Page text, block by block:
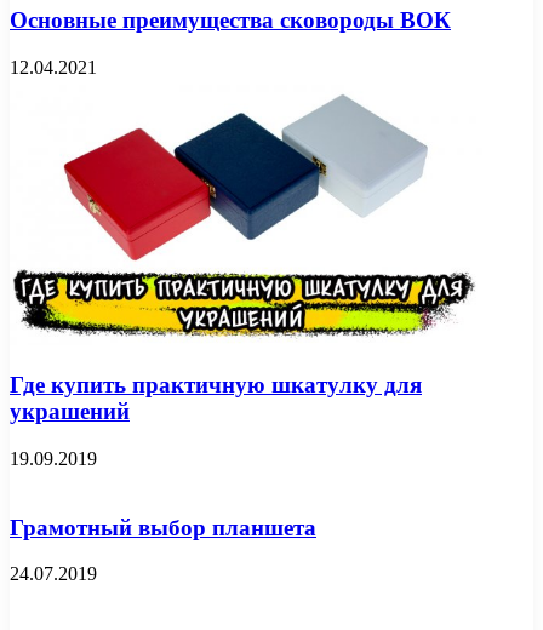
Основные преимущества сковороды ВОК
12.04.2021
Где купить практичную шкатулку для
украшений
19.09.2019
Грамотный выбор планшета
24.07.2019